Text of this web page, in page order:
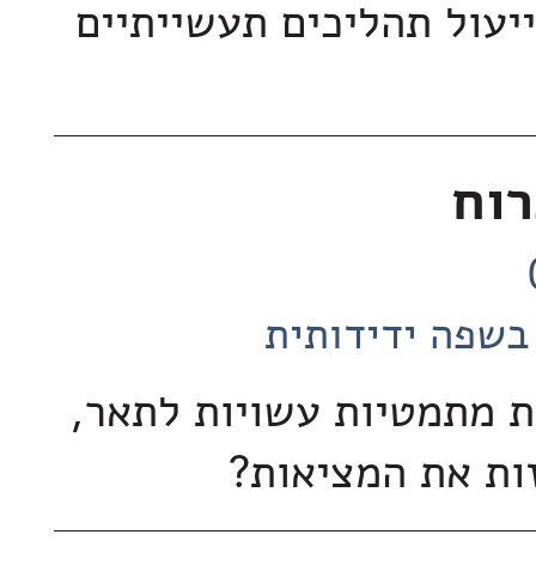
תהליכים תעשייתיים
ידידותית
מתמטיות עשויות לתאר,
את המציאות?